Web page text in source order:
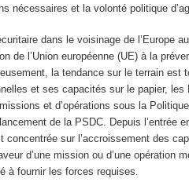
nécessaires et la volonté politique
dans le voisinage de l’Europe
de l’Union européenne (UE) à la
la tendance sur le terrain est
et ses capacités sur le papier,
et d’opérations sous la
de la PSDC. Depuis l’entrée
concentrée sur l’accroissement des
d’une mission ou d’une opération
à fournir les forces requises.